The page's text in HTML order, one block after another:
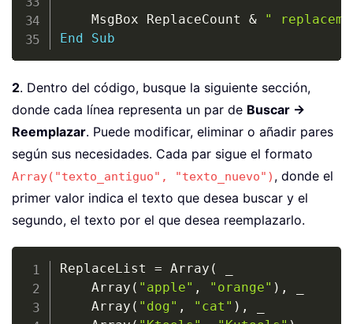
    MsgBox ReplaceCount
&
"
End
Sub
2. Dentro del código, busque la siguiente sección,
donde cada línea representa un par de Buscar →
Reemplazar. Puede modificar, eliminar o añadir pares
según sus necesidades. Cada par sigue el formato
Array("texto_antiguo", "texto_nuevo") , donde el
primer valor indica el texto que desea buscar y el
segundo, el texto por el que desea reemplazarlo.
ReplaceList = Array (
	Array
( "apple" , "orange" ) ,
	Array
( "dog" , "cat" ) ,